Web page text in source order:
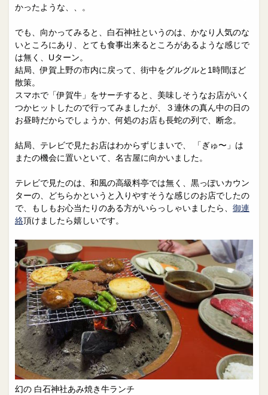
かったような、、。
でも、向かってみると、白石神社というのは、かなり人気のな
いところにあり、とても食事出来るところがあるような感じで
は無く、Uターン。
結局、伊賀上野の市内に戻って、街中をグルグルと1時間ほど
散策。
スマホで「伊賀牛」をサーチすると、美味しそうなお店がいく
つかヒットしたので行ってみましたが、３連休の真ん中の日の
お昼時だからでしょうか、何処のお店も長蛇の列で、断念。
結局、テレビで見たお店はわからずじまいで、 「ぎゅ〜」は
またの機会に置いといて、名古屋に向かいました。
テレビで見たのは、和風の高級料亭では無く、黒っぽいカウン
ターの、どちらかというと入りやすそうな感じのお店でしたの
で、もしもお心当たりのある方がいらっしゃいましたら、 御連
絡頂けましたら嬉しいです。
幻の 白石神社あみ焼き牛ランチ